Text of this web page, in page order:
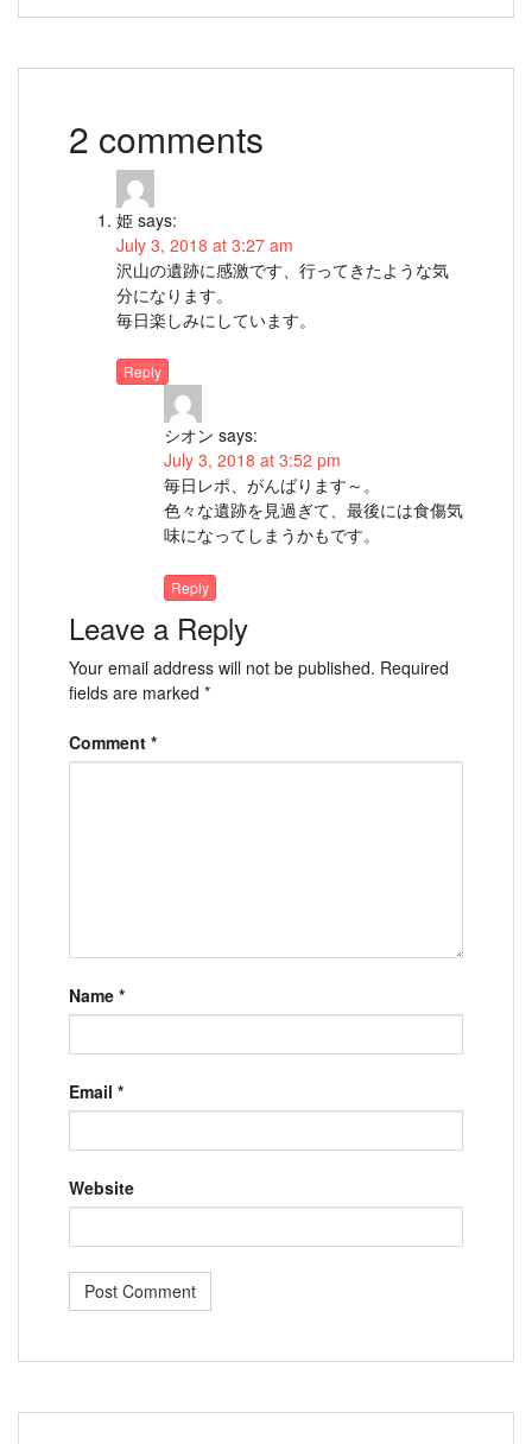
2 comments
姫 says:
July 3, 2018 at 3:27 am
沢山の遺跡に感激です、行ってきたような気
分になります。
毎日楽しみにしています。
Reply
シオン says:
July 3, 2018 at 3:52 pm
毎日レポ、がんばります～。
色々な遺跡を見過ぎて、最後には食傷気
味になってしまうかもです。
Reply
Leave a Reply
Your email address will not be published. Required
fields are marked *
Comment *
Name *
Email *
Website